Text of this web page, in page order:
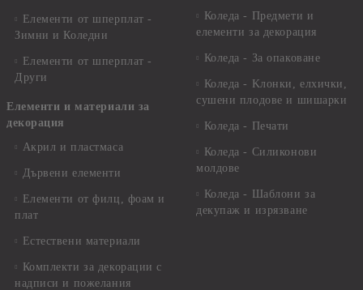
Елементи от шперплат -
Зимни и Коледни
Елементи от шперплат -
Други
Елементи и материали за
декорация
Акрил и пластмаса
Дървени елементи
Елементи от филц, фоам и
плат
Естествени материали
Комплекти за декорации с
надписи и пожелания
Коледа - Предмети и
елементи за декорация
Коледа - За опаковане
Коледа - Kлонки, елхички,
сушени плодове и шишарки
Коледа - Печати
Коледа - Силиконови
молдове
Коледа - Шаблони за
декупаж и изрязване